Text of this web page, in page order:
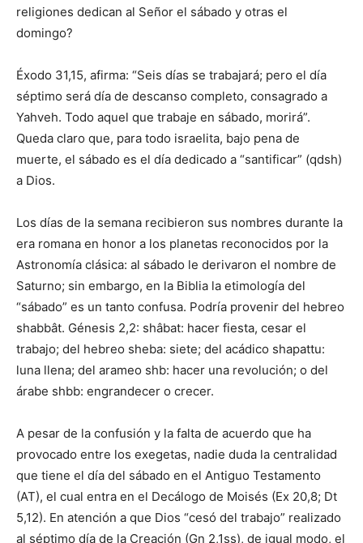
religiones dedican al Señor el sábado y otras el
domingo?
Éxodo 31,15, afirma: “Seis días se trabajará; pero el día
séptimo será día de descanso completo, consagrado a
Yahveh. Todo aquel que trabaje en sábado, mo­rirá”.
Queda claro que, para todo israelita, bajo pena de
muerte, el sábado es el día dedicado a “santificar” (qdsh)
a Dios.
Los días de la semana recibieron sus nombres durante la
era romana en honor a los planetas reconocidos por la
Astrono­mía clásica: al sábado le derivaron el nombre de
Saturno; sin embargo, en la Biblia la etimología del
“sábado” es un tanto confusa. Podría provenir del hebreo
shabbât. Génesis 2,2: shâbat: hacer fiesta, cesar el
trabajo; del hebreo sheba: siete; del acádico shapattu:
luna llena; del ara­meo shb: hacer una revolución; o del
árabe shbb: engrandecer o crecer.
A pesar de la confusión y la falta de acuerdo que ha
provocado entre los exe­getas, nadie duda la centralidad
que tiene el día del sábado en el Antiguo Testa­mento
(AT), el cual entra en el Decálogo de Moisés (Ex 20,8; Dt
5,12). En atención a que Dios “cesó del trabajo” realizado
al séptimo día de la Creación (Gn 2,1ss), de igual modo, el